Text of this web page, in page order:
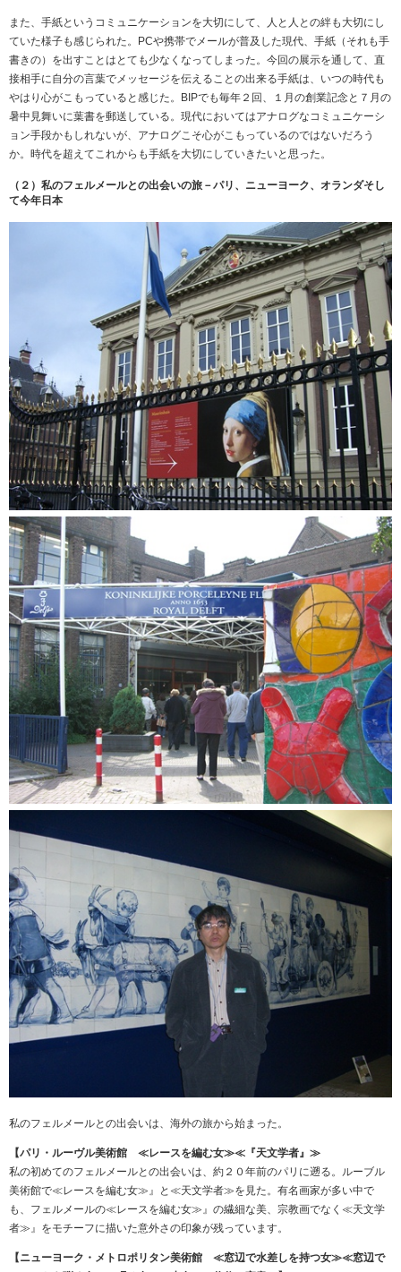
また、手紙というコミュニケーションを大切にして、人と人との絆も大切にし
ていた様子も感じられた。PCや携帯でメールが普及した現代、手紙（それも手
書きの）を出すことはとても少なくなってしまった。今回の展示を通して、直
接相手に自分の言葉でメッセージを伝えることの出来る手紙は、いつの時代も
やはり心がこもっていると感じた。BIPでも毎年２回、１月の創業記念と７月の
暑中見舞いに葉書を郵送している。現代においてはアナログなコミュニケーシ
ョン手段かもしれないが、アナログこそ心がこもっているのではないだろう
か。時代を超えてこれからも手紙を大切にしていきたいと思った。
（２）私のフェルメールとの出会いの旅－パリ、ニューヨーク、オランダそし
て今年日本
私のフェルメールとの出会いは、海外の旅から始まった。
【パリ・ルーヴル美術館 ≪レースを編む女≫≪『天文学者』≫
私の初めてのフェルメールとの出会いは、約２０年前のパリに遡る。ルーブル
美術館で≪レースを編む女≫』と≪天文学者≫を見た。有名画家が多い中で
も、フェルメールの≪レースを編む女≫』の繊細な美、宗教画でなく≪天文学
者≫』をモチーフに描いた意外さの印象が残っています。
【ニューヨーク・メトロポリタン美術館 ≪窓辺で水差しを持つ女≫≪窓辺で